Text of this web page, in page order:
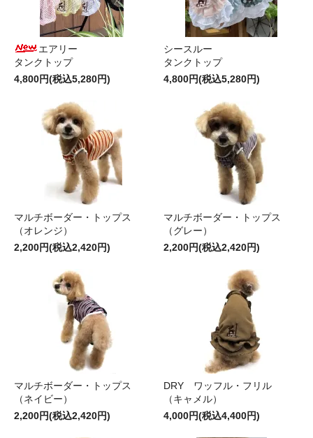
エアリー
タンクトップ
4,800円(税込5,280円)
シースルー
タンクトップ
4,800円(税込5,280円)
マルチボーダー・トップス
（オレンジ）
2,200円(税込2,420円)
マルチボーダー・トップス
（グレー）
2,200円(税込2,420円)
マルチボーダー・トップス
（ネイビー）
2,200円(税込2,420円)
DRY ワッフル・フリル
（キャメル）
4,000円(税込4,400円)